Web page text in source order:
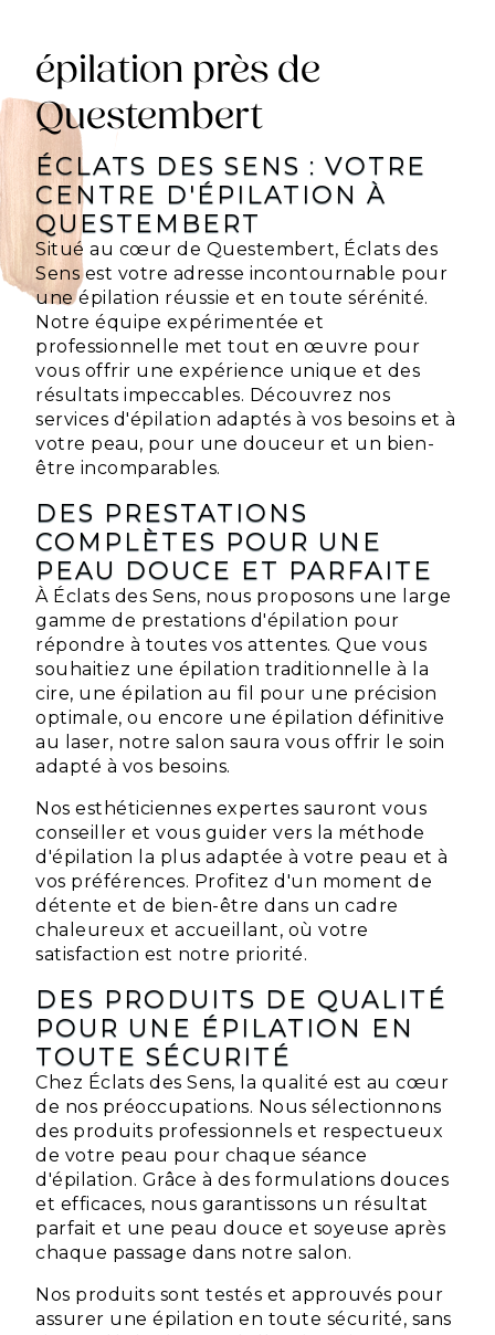
épilation près de
Questembert
ÉCLATS DES SENS : VOTRE
CENTRE D'ÉPILATION À
QUESTEMBERT
Situé au cœur de Questembert, Éclats des
Sens est votre adresse incontournable pour
une épilation réussie et en toute sérénité.
Notre équipe expérimentée et
professionnelle met tout en œuvre pour
vous offrir une expérience unique et des
résultats impeccables. Découvrez nos
services d'épilation adaptés à vos besoins et à
votre peau, pour une douceur et un bien-
être incomparables.
DES PRESTATIONS
COMPLÈTES POUR UNE
PEAU DOUCE ET PARFAITE
À Éclats des Sens, nous proposons une large
gamme de prestations d'épilation pour
répondre à toutes vos attentes. Que vous
souhaitiez une épilation traditionnelle à la
cire, une épilation au fil pour une précision
optimale, ou encore une épilation définitive
au laser, notre salon saura vous offrir le soin
adapté à vos besoins.
Nos esthéticiennes expertes sauront vous
conseiller et vous guider vers la méthode
d'épilation la plus adaptée à votre peau et à
vos préférences. Profitez d'un moment de
détente et de bien-être dans un cadre
chaleureux et accueillant, où votre
satisfaction est notre priorité.
DES PRODUITS DE QUALITÉ
POUR UNE ÉPILATION EN
TOUTE SÉCURITÉ
Chez Éclats des Sens, la qualité est au cœur
de nos préoccupations. Nous sélectionnons
des produits professionnels et respectueux
de votre peau pour chaque séance
d'épilation. Grâce à des formulations douces
et efficaces, nous garantissons un résultat
parfait et une peau douce et soyeuse après
chaque passage dans notre salon.
Nos produits sont testés et approuvés pour
assurer une épilation en toute sécurité, sans